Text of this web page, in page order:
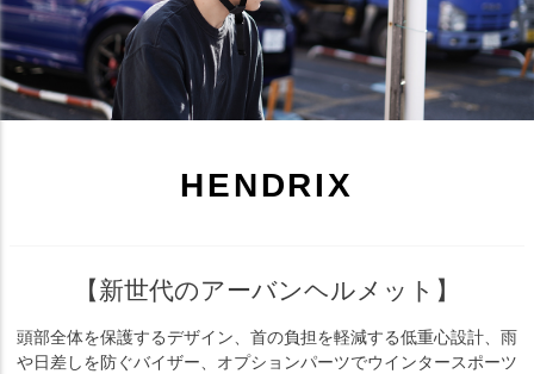
HENDRIX
【新世代のアーバンヘルメット】
頭部全体を保護するデザイン、首の負担を軽減する低重心設計、雨
や日差しを防ぐバイザー、オプションパーツでウインタースポーツ